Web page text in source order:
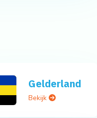
Gelderland
Bekijk